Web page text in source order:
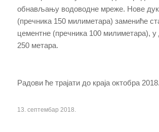
обнављању водоводне мреже. Нове
(пречника 150 милиметара) замениће
цементне (пречника 100 милиметара), у
250 метара.
Радови ће трајати до краја октобра
13. септембар 2018.